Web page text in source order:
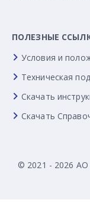
ПОЛЕЗНЫЕ
Условия и
Техническая
Скачать
Скачать
© 2021 - 2026 АО